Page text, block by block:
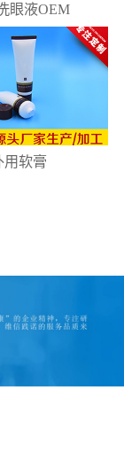
眼液OEM
用软膏